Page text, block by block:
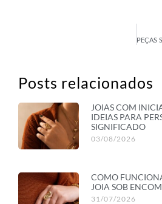
Posts relacionados
JOIAS COM
IDEIAS PARA
SIGNIFICADO
03/08/2026
COMO
JOIA SOB
31/07/2026